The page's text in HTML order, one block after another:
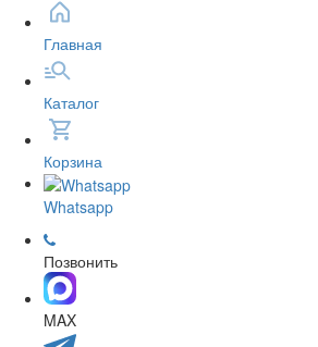
Главная
Каталог
Корзина
Whatsapp
Позвонить
MAX